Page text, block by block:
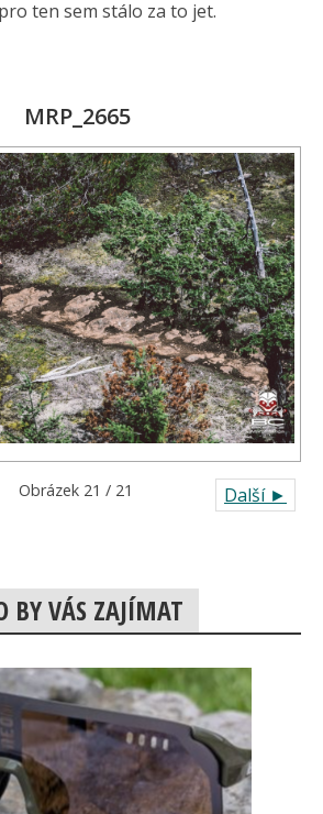
ten sem stálo za to jet.
MRP_2665
Další ►
Obrázek 21 / 21
BY VÁS ZAJÍMAT